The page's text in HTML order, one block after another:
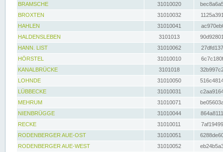
BRAMSCHE
31010020
BROXTEN
31010032
HAHLEN
31010041
HALDENSLEBEN
3101013
HANN. LIST
31010062
HÖRSTEL
31010010
KANALBRÜCKE
3101018
LOHNDE
31010050
LÜBBECKE
31010031
MEHRUM
31010071
NIENBRÜGGE
31010044
RECKE
31010011
RODENBERGER AUE-OST
31010051
RODENBERGER AUE-WEST
31010052